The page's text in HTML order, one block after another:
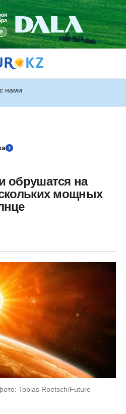
нами
обрушатся на
мощных
Tobias Roetsch/Future